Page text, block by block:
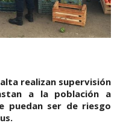
realizan supervisión
a la población a
puedan ser de riesgo